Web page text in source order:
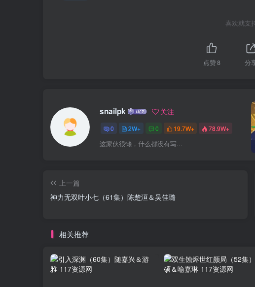
喜欢就支
点赞8 分
snailpk 关注
0 2W+ 0 19.7W+ 78.9W+
这家伙很懒，什么都没有写...
上一篇
神力无双叶小七（61集）陈楚洹＆吴佳璐
相关推荐